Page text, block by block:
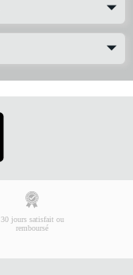
30 jours satisfait ou
remboursé